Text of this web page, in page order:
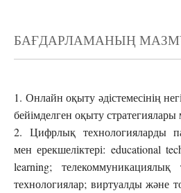
ППС и методы
онлайн-
обучения в
DU
БАҒДАРЛАМАНЫҢ
1. Онлайн оқыту әдістемесінің
бейімделген оқыту стратегиялары
2. Цифрлық технологияларды
мен ерекшеліктері: educational
learning; телекоммуникациялық
технологиялар; виртуалды және